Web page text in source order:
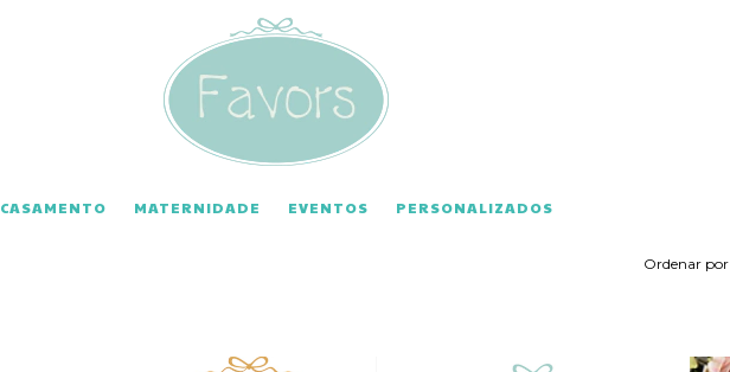
CASAMENTO MATERNIDADE EVENTOS PERSONALIZADOS
Ordenar por